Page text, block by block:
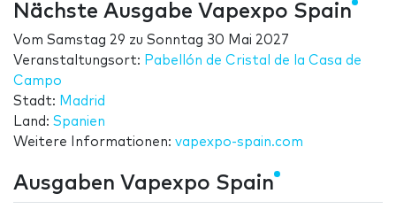
Nächste Ausgabe Vapexpo Spain
Vom Samstag 29 zu Sonntag 30 Mai 2027
Veranstaltungsort: Pabellón de Cristal de la Casa de
Campo
Stadt: Madrid
Land: Spanien
Weitere Informationen: vapexpo-spain.com
Ausgaben Vapexpo Spain